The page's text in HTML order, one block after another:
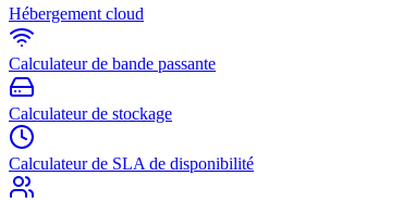
Hébergement cloud
Calculateur de bande passante
Calculateur de stockage
Calculateur de SLA de disponibilité